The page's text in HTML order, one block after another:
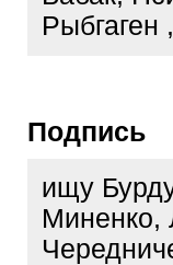
Рыбгаген
Подпись
ищу
Миненко,